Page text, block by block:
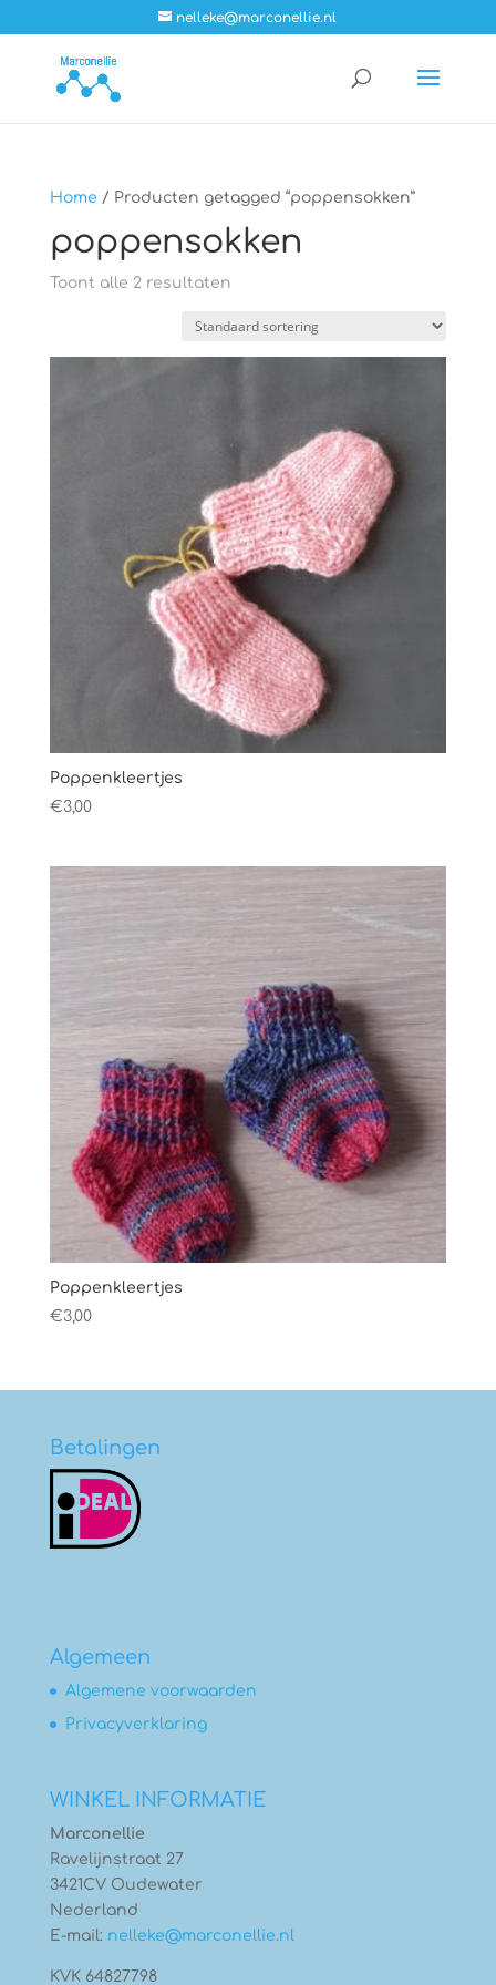
nelleke@marconellie.nl
Home / Producten getagged “poppensokken”
poppensokken
Toont alle 2 resultaten
Poppenkleertjes
€3,00
Poppenkleertjes
€3,00
Betalingen
Algemeen
Algemene voorwaarden
Privacyverklaring
WINKEL INFORMATIE
Marconellie
Ravelijnstraat 27
3421CV Oudewater
Nederland
E-mail: nelleke@marconellie.nl
KVK 64827798